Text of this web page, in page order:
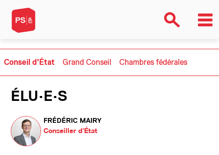
Conseil d’État Grand Conseil Chambres fédérales
ÉLU·E·S
FRÉDÉRIC MAIRY
Conseiller d'État